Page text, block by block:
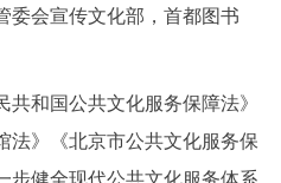
服务 部门服务
政务
委会宣传文化部，首都图书
和国公共文化服务保障法》
法》《北京市公共文化服务保
步健全现代公共文化服务体系